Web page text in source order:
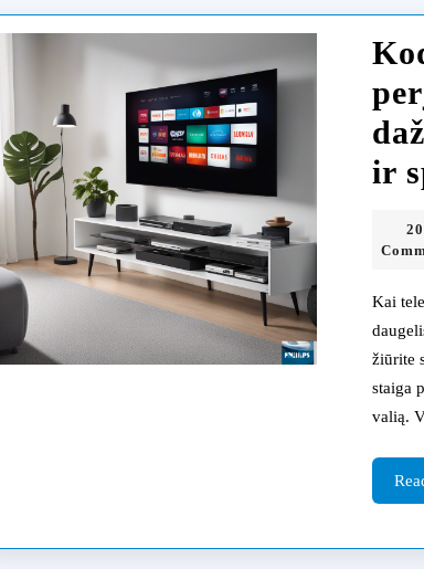
ir
Kai televizorius gyvena savo gyvenimą Tikriausiai
žiūrite
staiga
valią.